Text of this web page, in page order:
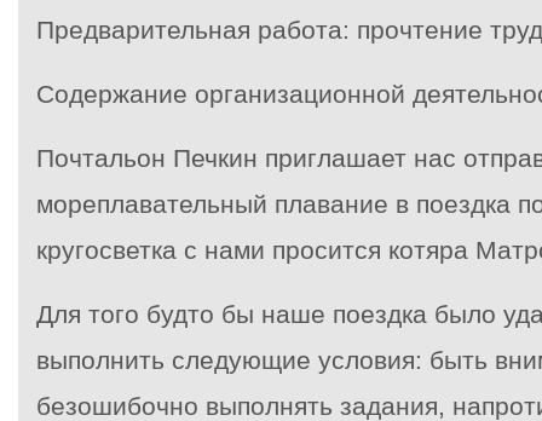
Предварительная работа: прочтение
Содержание организационной
Почтальон Печкин приглашает нас
мореплавательный плавание в поездка
кругосветка с нами просится котяра
Для того будто бы наше поездка было
выполнить следующие условия: быть
безошибочно выполнять задания,